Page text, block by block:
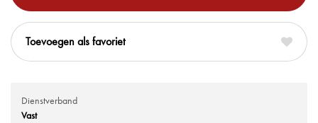
favoriet
Dienstverband
Vast